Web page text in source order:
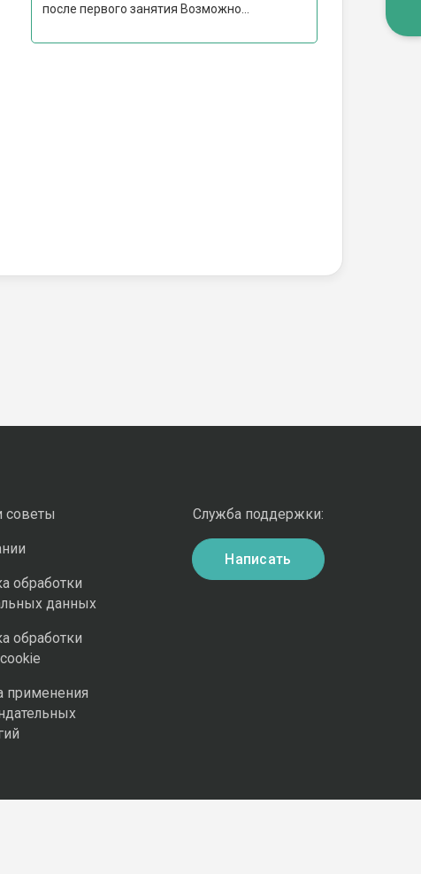
после первого занятия Возможно...
советы
обработки
данных
обработки
применения
Служба поддержки:
Написать